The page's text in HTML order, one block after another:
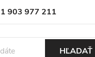
903 977 211
osobných údajov
HĽADAŤ